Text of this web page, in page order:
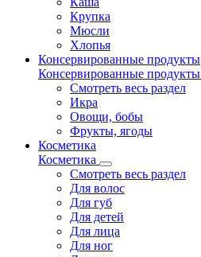
Крупка
Мюсли
Хлопья
Консервированные продукты
Консервированные продукты
Смотреть весь раздел
Икра
Овощи, бобы
Фрукты, ягоды
Косметика
Косметика
Смотреть весь раздел
Для волос
Для губ
Для детей
Для лица
Для ног